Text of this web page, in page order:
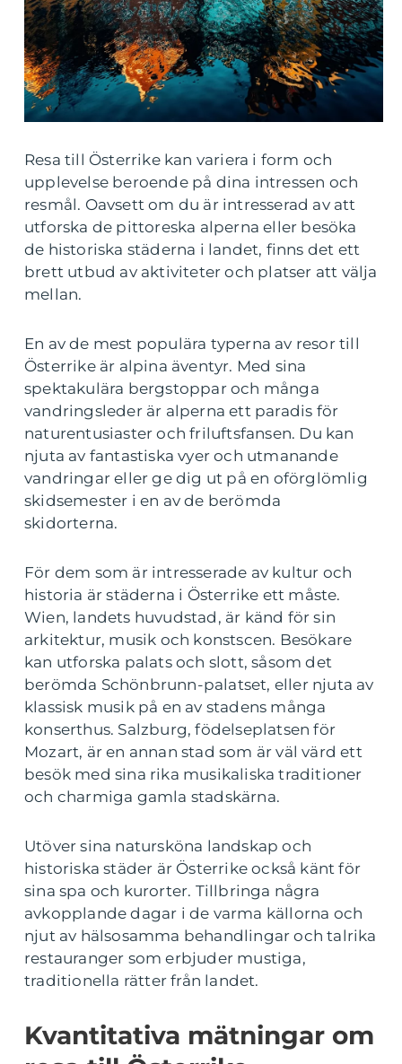
Resa till Österrike kan variera i form och
upplevelse beroende på dina intressen och
resmål. Oavsett om du är intresserad av att
utforska de pittoreska alperna eller besöka
de historiska städerna i landet, finns det ett
brett utbud av aktiviteter och platser att välja
mellan.
En av de mest populära typerna av resor till
Österrike är alpina äventyr. Med sina
spektakulära bergstoppar och många
vandringsleder är alperna ett paradis för
naturentusiaster och friluftsfansen. Du kan
njuta av fantastiska vyer och utmanande
vandringar eller ge dig ut på en oförglömlig
skidsemester i en av de berömda
skidorterna.
För dem som är intresserade av kultur och
historia är städerna i Österrike ett måste.
Wien, landets huvudstad, är känd för sin
arkitektur, musik och konstscen. Besökare
kan utforska palats och slott, såsom det
berömda Schönbrunn-palatset, eller njuta av
klassisk musik på en av stadens många
konserthus. Salzburg, födelseplatsen för
Mozart, är en annan stad som är väl värd ett
besök med sina rika musikaliska traditioner
och charmiga gamla stadskärna.
Utöver sina natursköna landskap och
historiska städer är Österrike också känt för
sina spa och kurorter. Tillbringa några
avkopplande dagar i de varma källorna och
njut av hälsosamma behandlingar och talrika
restauranger som erbjuder mustiga,
traditionella rätter från landet.
Kvantitativa mätningar om